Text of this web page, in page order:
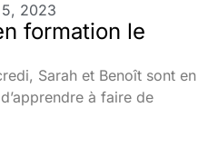
2023
formation le
Sarah et Benoît sont en
à faire de